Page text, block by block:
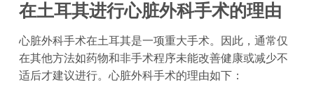
在土耳其进行心脏外科手术的理由
心脏外科手术在土耳其是一项重大手术。因此，通常仅
在其他方法如药物和非手术程序未能改善健康或减少不
适后才建议进行。心脏外科手术的理由如下：